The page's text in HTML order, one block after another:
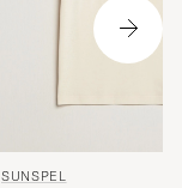
SUNSPEL